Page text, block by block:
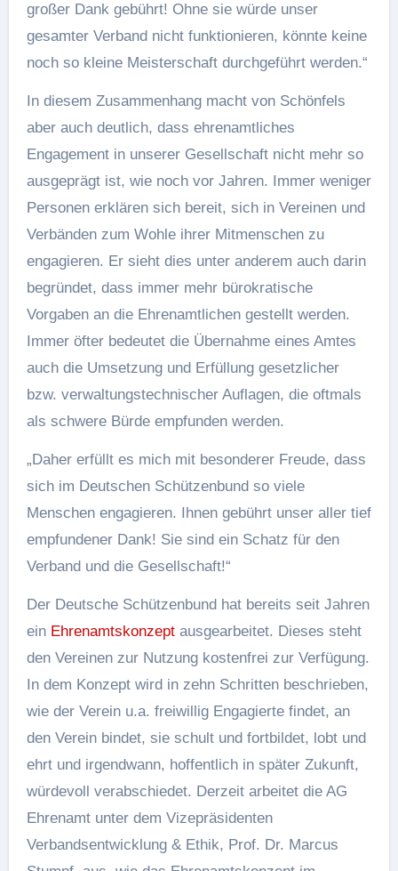
großer Dank gebührt! Ohne sie würde unser
gesamter Verband nicht funktionieren, könnte keine
noch so kleine Meisterschaft durchgeführt werden.“
In diesem Zusammenhang macht von Schönfels
aber auch deutlich, dass ehrenamtliches
Engagement in unserer Gesellschaft nicht mehr so
ausgeprägt ist, wie noch vor Jahren. Immer weniger
Personen erklären sich bereit, sich in Vereinen und
Verbänden zum Wohle ihrer Mitmenschen zu
engagieren. Er sieht dies unter anderem auch darin
begründet, dass immer mehr bürokratische
Vorgaben an die Ehrenamtlichen gestellt werden.
Immer öfter bedeutet die Übernahme eines Amtes
auch die Umsetzung und Erfüllung gesetzlicher
bzw. verwaltungstechnischer Auflagen, die oftmals
als schwere Bürde empfunden werden.
„Daher erfüllt es mich mit besonderer Freude, dass
sich im Deutschen Schützenbund so viele
Menschen engagieren. Ihnen gebührt unser aller tief
empfundener Dank! Sie sind ein Schatz für den
Verband und die Gesellschaft!“
Der Deutsche Schützenbund hat bereits seit Jahren
ein Ehrenamtskonzeptausgearbeitet. Dieses steht
den Vereinen zur Nutzung kostenfrei zur Verfügung.
In dem Konzept wird in zehn Schritten beschrieben,
wie der Verein u.a. freiwillig Engagierte findet, an
den Verein bindet, sie schult und fortbildet, lobt und
ehrt und irgendwann, hoffentlich in später Zukunft,
würdevoll verabschiedet. Derzeit arbeitet die AG
Ehrenamt unter dem Vizepräsidenten
Verbandsentwicklung & Ethik, Prof. Dr. Marcus